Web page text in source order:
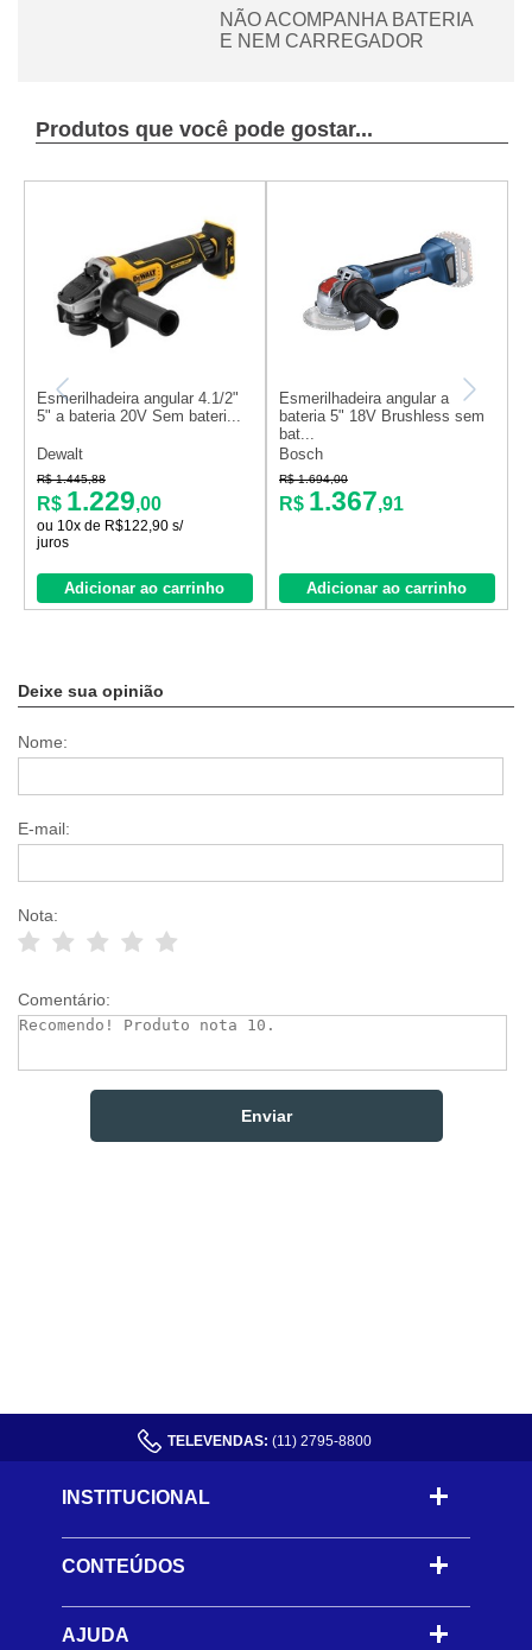
NÃO ACOMPANHA BATERIA
E NEM CARREGADOR
Produtos que você pode gostar...
Esmerilhadeira angular 4.1/2"
5" a bateria 20V Sem bateri...
Dewalt
R$ 1.445,88
R$ 1.229,00
ou 10x de R$122,90 s/
juros
Adicionar ao carrinho
Esmerilhadeira angular a
bateria 5" 18V Brushless sem
bat...
Bosch
R$ 1.694,00
R$ 1.367,91
Adicionar ao carrinho
Deixe sua opinião
Nome:
E-mail:
Nota:
Comentário:
TELEVENDAS: (11) 2795-8800
INSTITUCIONAL
CONTEÚDOS -
AJUDA -